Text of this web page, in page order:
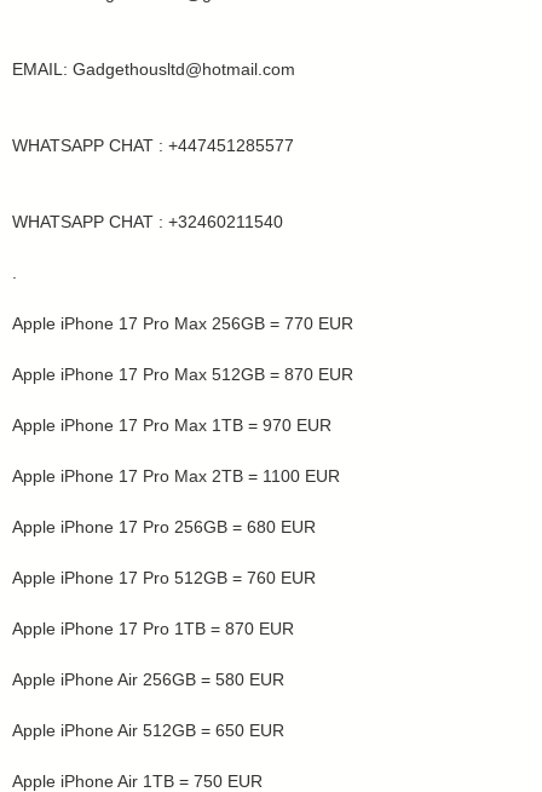
EMAIL: Gadgethousltd@hotmail.com
WHATSAPP CHAT : +447451285577
WHATSAPP CHAT : +32460211540
Apple iPhone 17 Pro Max 256GB = 770 EUR
Apple iPhone 17 Pro Max 512GB = 870 EUR
Apple iPhone 17 Pro Max 1TB = 970 EUR
Apple iPhone 17 Pro Max 2TB = 1100 EUR
Apple iPhone 17 Pro 256GB = 680 EUR
Apple iPhone 17 Pro 512GB = 760 EUR
Apple iPhone 17 Pro 1TB = 870 EUR
Apple iPhone Air 256GB = 580 EUR
Apple iPhone Air 512GB = 650 EUR
Apple iPhone Air 1TB = 750 EUR